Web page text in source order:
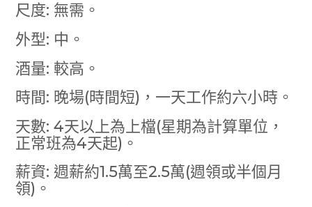
尺度: 無需。
外型: 中。
酒量: 較高。
時間: 晚場(時間短)，一天工作約六小時。
天數: 4天以上為上檔(星期為計算單位，
正常班為4天起)。
薪資: 週薪約1.5萬至2.5萬(週領或半個月
領)。